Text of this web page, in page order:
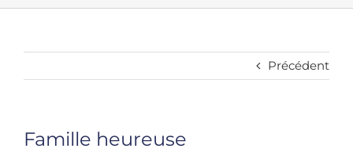
Précédent
Famille heureuse